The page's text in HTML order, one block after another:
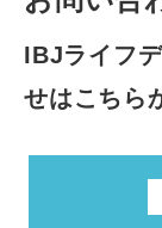
IBJライフ
せはこちら